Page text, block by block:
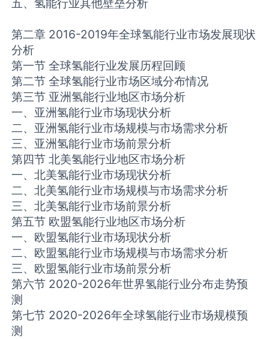
五、氢能行业其他壁垒分析
第二章 2016-2019年全球氢能行业市场发展现状
分析
第一节 全球氢能行业发展历程回顾
第二节 全球氢能行业市场区域分布情况
第三节 亚洲氢能行业地区市场分析
一、亚洲氢能行业市场现状分析
二、亚洲氢能行业市场规模与市场需求分析
三、亚洲氢能行业市场前景分析
第四节 北美氢能行业地区市场分析
一、北美氢能行业市场现状分析
二、北美氢能行业市场规模与市场需求分析
三、北美氢能行业市场前景分析
第五节 欧盟氢能行业地区市场分析
一、欧盟氢能行业市场现状分析
二、欧盟氢能行业市场规模与市场需求分析
三、欧盟氢能行业市场前景分析
第六节 2020-2026年世界氢能行业分布走势预
测
第七节 2020-2026年全球氢能行业市场规模预
测